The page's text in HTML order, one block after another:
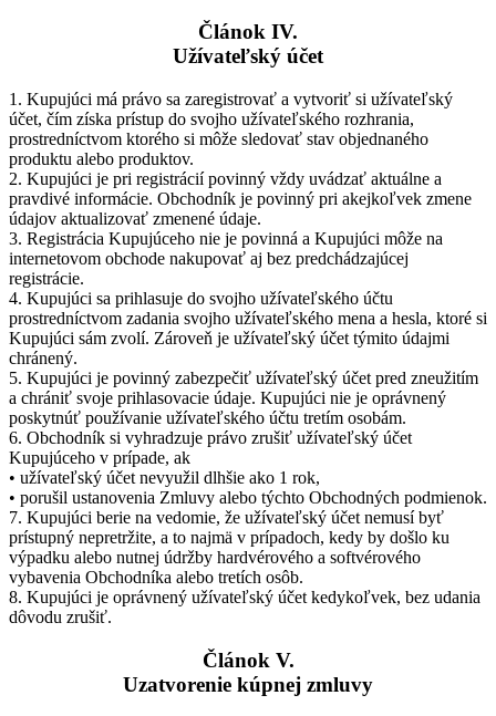
Článok IV.
Užívateľský účet
1. Kupujúci má právo sa zaregistrovať a vytvoriť si užívateľský
účet, čím získa prístup do svojho užívateľského rozhrania,
prostredníctvom ktorého si môže sledovať stav objednaného
produktu alebo produktov.
2. Kupujúci je pri registrácií povinný vždy uvádzať aktuálne a
pravdivé informácie. Obchodník je povinný pri akejkoľvek zmene
údajov aktualizovať zmenené údaje.
3. Registrácia Kupujúceho nie je povinná a Kupujúci môže na
internetovom obchode nakupovať aj bez predchádzajúcej
registrácie.
4. Kupujúci sa prihlasuje do svojho užívateľského účtu
prostredníctvom zadania svojho užívateľského mena a hesla, ktoré si
Kupujúci sám zvolí. Zároveň je užívateľský účet týmito údajmi
chránený.
5. Kupujúci je povinný zabezpečiť užívateľský účet pred zneužitím
a chrániť svoje prihlasovacie údaje. Kupujúci nie je oprávnený
poskytnúť používanie užívateľského účtu tretím osobám.
6. Obchodník si vyhradzuje právo zrušiť užívateľský účet
Kupujúceho v prípade, ak
• užívateľský účet nevyužil dlhšie ako 1 rok,
• porušil ustanovenia Zmluvy alebo týchto Obchodných podmienok.
7. Kupujúci berie na vedomie, že užívateľský účet nemusí byť
prístupný nepretržite, a to najmä v prípadoch, kedy by došlo ku
výpadku alebo nutnej údržby hardvérového a softvérového
vybavenia Obchodníka alebo tretích osôb.
8. Kupujúci je oprávnený užívateľský účet kedykoľvek, bez udania
dôvodu zrušiť.
Článok V.
Uzatvorenie kúpnej zmluvy